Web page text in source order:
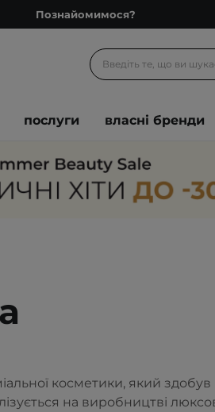
Познайомимося?
Подарункові картки
нас і отримуй ще більше балів
Запитай косметолога
Познайомимося?
послуги власні бренди
косметики, який
на виробництві